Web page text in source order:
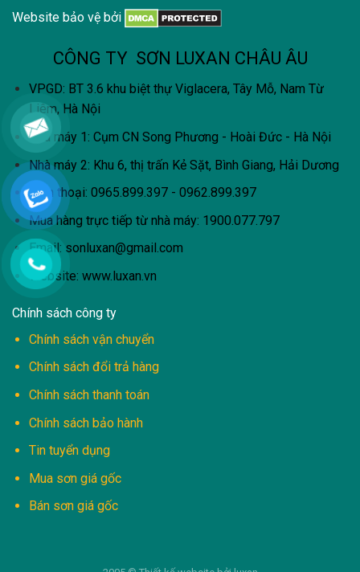
Website bảo vệ bởi
CÔNG TY SƠN LUXAN CHÂU ÂU
VPGD: BT 3.6 khu biệt thự Viglacera, Tây Mỗ, Nam Từ
Liêm, Hà Nội
Nhà máy 1: Cụm CN Song Phương - Hoài Đức - Hà Nội
Nhà máy 2: Khu 6, thị trấn Kẻ Sặt, Bình Giang, Hải Dương
Điện thoại: 0965.899.397 - 0962.899.397
Mua hàng trực tiếp từ nhà máy: 1900.077.797
Email: sonluxan@gmail.com
Website: www.luxan.vn
Chính sách công ty
Chính sách vận chuyển
Chính sách đổi trả hàng
Chính sách thanh toán
Chính sách bảo hành
Tin tuyển dụng
Mua sơn giá gốc
Bán sơn giá gốc